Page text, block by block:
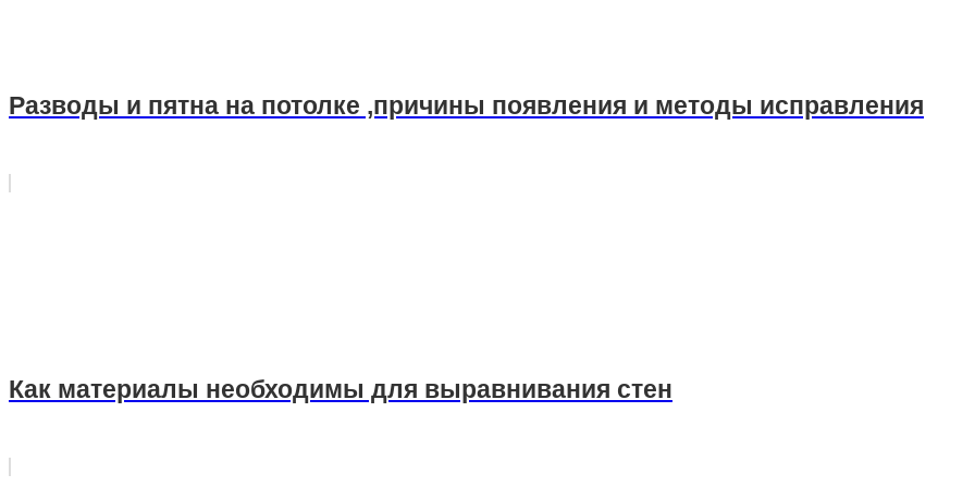
Разводы и пятна на потолке ,причины появления и методы исправления
Как материалы необходимы для выравнивания стен